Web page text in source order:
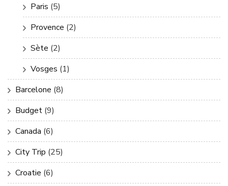
Paris (5)
Provence (2)
Sète (2)
Vosges (1)
Barcelone (8)
Budget (9)
Canada (6)
City Trip (25)
Croatie (6)